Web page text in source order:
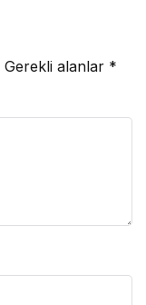
Gerekli alanlar *